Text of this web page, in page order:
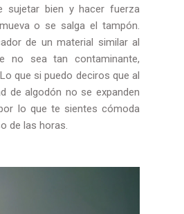
sujetar bien y hacer fuerza
o se salga el tampón.
de un material similar al
no sea tan contaminante,
que si puedo deciros que al
de algodón no se expanden
lo que te sientes cómoda
de las horas.